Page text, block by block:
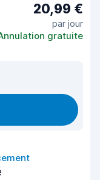
20,99 €
par jour
gratuite